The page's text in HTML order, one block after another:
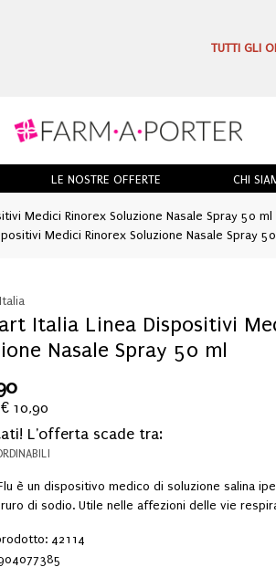
TUTTI GLI
LE NOSTRE OFFERTE CHI
Medici Rinorex Soluzione Nasale Spray 50 ml
Medici Rinorex Soluzione Nasale Spray
Italia Linea Dispositivi
Nasale Spray 50 ml
10,90
L'offerta scade tra:
è un dispositivo medico di soluzione salina
di sodio. Utile nelle affezioni delle vie
42114